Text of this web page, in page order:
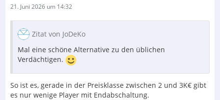
21. Juni 2026 um 14:32
Zitat von JoDeKo
Mal eine schöne Alternative zu den üblichen
Verdächtigen.
So ist es, gerade in der Preisklasse zwischen 2 und 3K€ gibt
es nur wenige Player mit Endabschaltung.